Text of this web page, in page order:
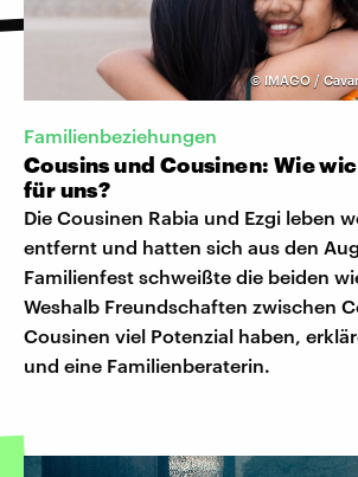
© IMAGO /
Familienbeziehungen
Cousins und Cousinen: Wie
für uns?
Die Cousinen Rabia und Ezgi leben
entfernt und hatten sich aus den
Familienfest schweißte die beiden
Weshalb Freundschaften zwischen
Cousinen viel Potenzial haben,
und eine Familienberaterin.